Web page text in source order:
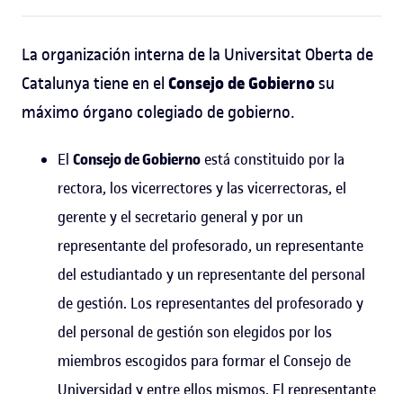
La organización interna de la Universitat Oberta de
Catalunya tiene en el Consejo de Gobiernosu
máximo órgano colegiado de gobierno.
El Consejo de Gobiernoestá constituido por la
rectora, los vicerrectores y las vicerrectoras, el
gerente y el secretario general y por un
representante del profesorado, un representante
del estudiantado y un representante del personal
de gestión. Los representantes del profesorado y
del personal de gestión son elegidos por los
miembros escogidos para formar el Consejo de
Universidad y entre ellos mismos. El representante